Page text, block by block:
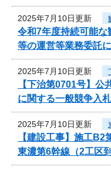
2025年7月10日更新
令和7年度持続可能な
等の運営等業務委託
2025年7月10日更新
【下治第0701号】
に関する一般競争入
2025年7月10日更新
【建設工事】施工
東濃第6幹線（2工区